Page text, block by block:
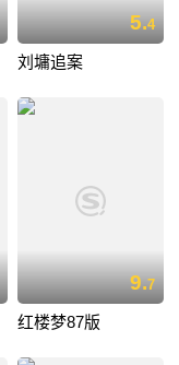
5.4
刘墉追案
9.7
红楼梦87版